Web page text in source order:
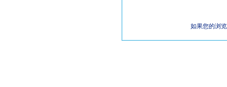
如果您的浏